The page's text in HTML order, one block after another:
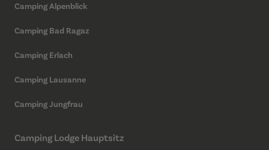
Camping Alpenblick
Camping Bad Ragaz
Camping Erlach
Camping Lausanne
Camping Jungfrau
Camping Lodge Hauptsitz